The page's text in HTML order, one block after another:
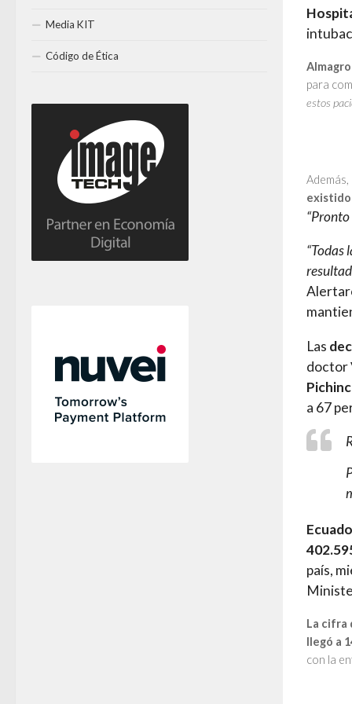
Almagro
para
estos
“Todas
Las
doctor
a 67
país,
La cifra
llegó a
con la
Media KIT
Código de Ética